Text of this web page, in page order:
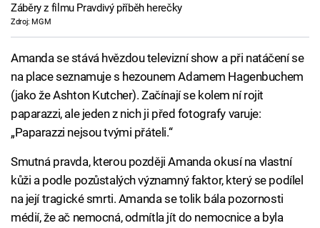
Záběry z filmu Pravdivý příběh herečky
Zdroj: MGM
Amanda se stává hvězdou televizní show a při natáčení se
na place seznamuje s hezounem Adamem Hagenbuchem
(jako že Ashton Kutcher). Začínají se kolem ní rojit
paparazzi, ale jeden z nich ji před fotografy varuje:
„Paparazzi nejsou tvými přáteli.“
Smutná pravda, kterou později Amanda okusí na vlastní
kůži a podle pozůstalých významný faktor, který se podílel
na její tragické smrti. Amanda se tolik bála pozornosti
médií, že ač nemocná, odmítla jít do nemocnice a byla